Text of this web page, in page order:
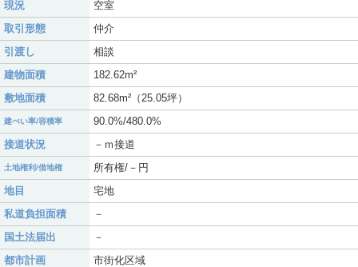
現況
空室
取引形態
仲介
引渡し
相談
建物面積
182.62m²
敷地面積
82.68m²（25.05坪）
建ぺい率/容積率
90.0%/480.0%
接道状況
－ｍ接道
土地権利/借地権
所有権/－円
地目
宅地
私道負担面積
－
国土法届出
－
都市計画
市街化区域